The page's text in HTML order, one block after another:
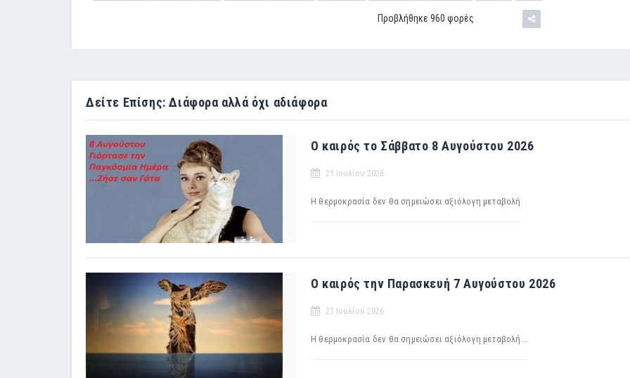
Προβλήθηκε 960 φορές
Δείτε Επίσης: Διάφορα αλλά όχι αδιάφορα
Ο καιρός το Σάββατο 8 Αυγούστου 2026
21 Ιουλίου 2026
Η θερμοκρασία δεν θα σημειώσει αξιόλογη μεταβολή
Ο καιρός την Παρασκευή 7 Αυγούστου 2026
21 Ιουλίου 2026
Η θερμοκρασία δεν θα σημειώσει αξιόλογη μεταβολή...